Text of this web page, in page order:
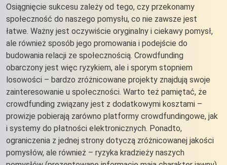
Osiągnięcie sukcesu zależy od tego, czy przekonamy
społeczność do naszego pomysłu, co nie zawsze jest
łatwe. Ważny jest oczywiście oryginalny i ciekawy pomysł,
ale również sposób jego promowania i podejście do
budowania relacji ze społecznością. Crowdfunding
obarczony jest więc ryzykiem, ale i sporym stopniem
losowości – bardzo zróżnicowane projekty znajdują swoje
zainteresowanie u społeczności. Warto też pamiętać, że
crowdfunding związany jest z dodatkowymi kosztami –
prowizje pobierają zarówno platformy crowdfundingowe, jak
i systemy do płatności elektronicznych. Ponadto,
ograniczenia z jednej strony dotyczą zróżnicowanej jakości
pomysłów, ale również – ryzyka kradzieży naszych